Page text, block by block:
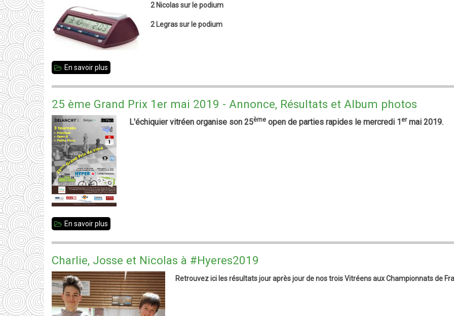
2 Nicolas sur le podium
2 Legras sur le podium
En savoir plus
fin
d'année
25 ème Grand Prix 1er mai 2019 - Annonce, Résultats et Album photos
L'échiquier vitréen organise son 25ème open de parties rapides le mercredi 1 ermai 2019.
En savoir plus
Grand
Prix
1er
mai
Charlie, Josse et Nicolas à #Hyeres2019
Retrouvez ici les résultats jour après jour de nos trois Vitréens aux Championnats de